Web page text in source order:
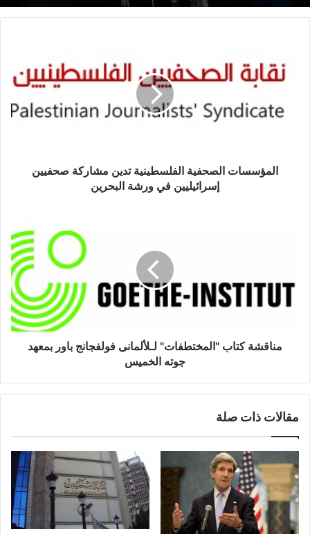
المؤسسات الصحفية الفلسطينية تدين مشاركة صحفيين
إسرائيليين في ورشة البحرين
مناقشة كتاب "المختطفات" لـلألمانى فولفجانج باور بمعهد
جوته الخميس
مقالات ذات صلة